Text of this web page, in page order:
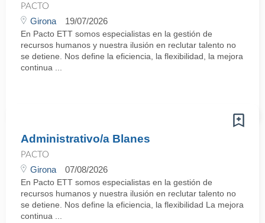
PACTO
Girona 19/07/2026
En Pacto ETT somos especialistas en la gestión de
recursos humanos y nuestra ilusión en reclutar talento no
se detiene. Nos define la eficiencia, la flexibilidad, la mejora
continua ...
Administrativo/a Blanes
PACTO
Girona 07/08/2026
En Pacto ETT somos especialistas en la gestión de
recursos humanos y nuestra ilusión en reclutar talento no
se detiene. Nos define la eficiencia, la flexibilidad La mejora
continua ...